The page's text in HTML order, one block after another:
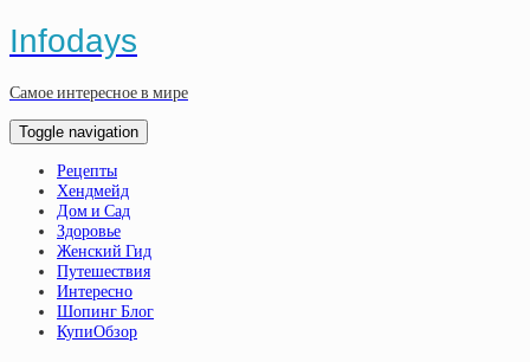
Infodays
Самое интересное в мире
Toggle navigation
Рецепты
Хендмейд
Дом и Сад
Здоровье
Женский Гид
Путешествия
Интересно
Шопинг Блог
КупиОбзор